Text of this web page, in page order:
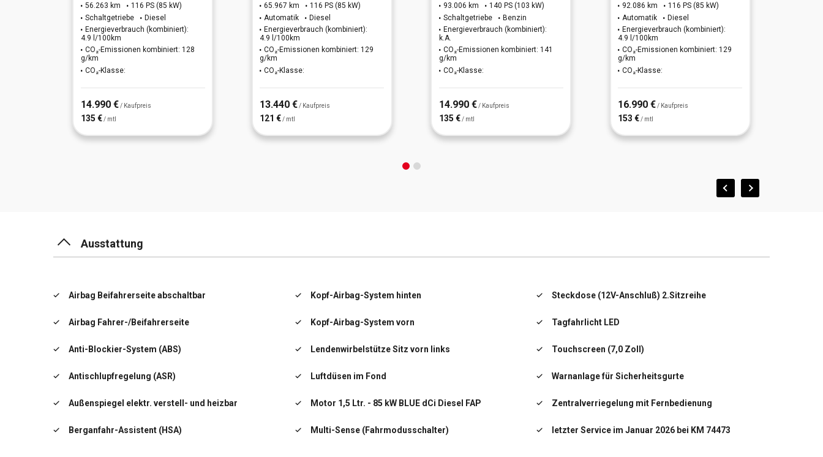
56.263 km
116 PS (85 kW)
Schaltgetriebe
Diesel
Energieverbrauch (kombiniert):
4.9 l/100km
CO₂-Emissionen kombiniert: 128
g/km
CO₂-Klasse:
14.990 € / Kaufpreis
135 € / mtl
65.967 km
116 PS (85 kW)
Automatik
Diesel
Energieverbrauch (kombiniert):
4.9 l/100km
CO₂-Emissionen kombiniert: 129
g/km
CO₂-Klasse:
13.440 € / Kaufpreis
121 € / mtl
93.006 km
140 PS (103 kW)
Schaltgetriebe
Benzin
Energieverbrauch (kombiniert):
k.A.
CO₂-Emissionen kombiniert: 141
g/km
CO₂-Klasse:
14.990 € / Kaufpreis
135 € / mtl
92.086 km
116 PS (85 kW)
Automatik
Diesel
Energieverbrauch (kombiniert):
4.9 l/100km
CO₂-Emissionen kombiniert: 129
g/km
CO₂-Klasse:
16.990 € / Kaufpreis
153 € / mtl
Ausstattung
Airbag Beifahrerseite abschaltbar
Airbag Fahrer-/Beifahrerseite
Anti-Blockier-System (ABS)
Antischlupfregelung (ASR)
Außenspiegel elektr. verstell- und heizbar
Berganfahr-Assistent (HSA)
Kopf-Airbag-System hinten
Kopf-Airbag-System vorn
Lendenwirbelstütze Sitz vorn links
Luftdüsen im Fond
Motor 1,5 Ltr. - 85 kW BLUE dCi Diesel FAP
Multi-Sense (Fahrmodusschalter)
Steckdose (12V-Anschluß) 2.Sitzreihe
Tagfahrlicht LED
Touchscreen (7,0 Zoll)
Warnanlage für Sicherheitsgurte
Zentralverriegelung mit Fernbedienung
letzter Service im Januar 2026 bei KM 74473